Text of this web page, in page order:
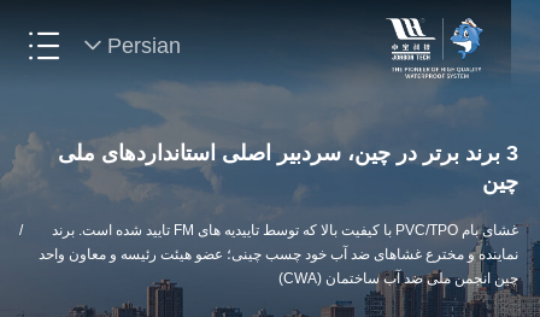
Persian
3 برند برتر در چین، سردبیر اصلی استانداردهای ملی
چین
غشای بام PVC/TPO با کیفیت بالا که توسط تاییدیه های FM تایید شده است. برند
نماینده و مخترع غشاهای ضد آب خود چسب چینی؛ عضو هیئت رئیسه و معاون واحد
چین انجمن ملی ضد آب ساختمان (CWA)